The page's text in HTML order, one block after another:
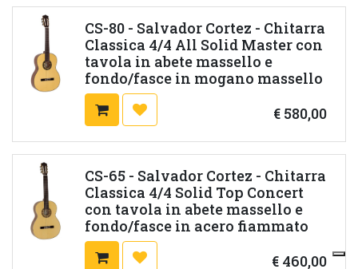
CS-80 - Salvador Cortez - Chitarra
Classica 4/4 All Solid Master con
tavola in abete massello e
fondo/fasce in mogano massello
€ 580,00
CS-65 - Salvador Cortez - Chitarra
Classica 4/4 Solid Top Concert
con tavola in abete massello e
fondo/fasce in acero fiammato
€ 460,00